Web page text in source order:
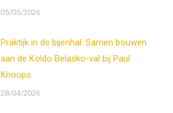
05/05/2026
Praktijk in de bijenhal: Samen bouwen
aan de Koldo Belasko-val bij Paul
Knoops
28/04/2026